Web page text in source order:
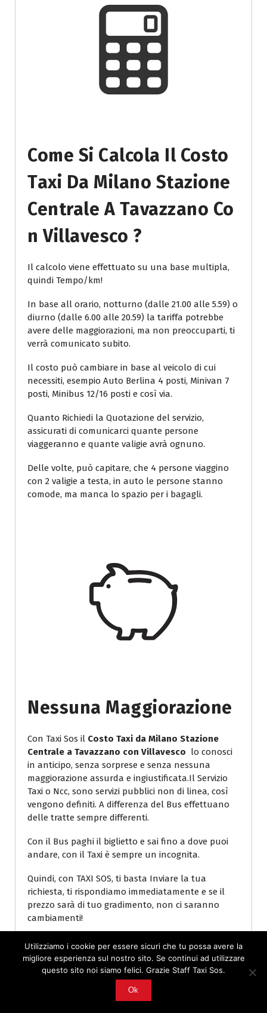
Come Si Calcola Il Costo
Taxi Da Milano Stazione
Centrale A Tavazzano Co
N Villavesco ?
Il calcolo viene effettuato su una base multipla,
quindi Tempo/km!
In base all orario, notturno (dalle 21.00 alle 5.59) o
diurno (dalle 6.00 alle 20.59) la tariffa potrebbe
avere delle maggiorazioni, ma non preoccuparti, ti
verrà comunicato subito.
Il costo può cambiare in base al veicolo di cui
necessiti, esempio Auto Berlina 4 posti, Minivan 7
posti, Minibus 12/16 posti e così via.
Quanto Richiedi la Quotazione del servizio,
assicurati di comunicarci quante persone
viaggeranno e quante valigie avrà ognuno.
Delle volte, può capitare, che 4 persone viaggino
con 2 valigie a testa, in auto le persone stanno
comode, ma manca lo spazio per i bagagli.
Nessuna Maggiorazione
Con Taxi Sos il Costo Taxi da Milano Stazione
Centrale a Tavazzano con Villavesco lo conosci
in anticipo, senza sorprese e senza nessuna
maggiorazione assurda e ingiustificata.Il Servizio
Taxi o Ncc, sono servizi pubblici non di linea, così
vengono definiti. A differenza del Bus effettuano
delle tratte sempre differenti.
Con il Bus paghi il biglietto e sai fino a dove puoi
andare, con il Taxi è sempre un incognita.
Quindi, con TAXI SOS, ti basta Inviare la tua
richiesta, ti rispondiamo immediatamente e se il
prezzo sarà di tuo gradimento, non ci saranno
cambiamenti!
Il nostro scopo è quello di permetterti di valutare
con tutta calma se la spesa che andrai ad
affrontare sarà quella che pensavi.
Conoscendo in anticipo la tariffa potrai Valutare,
Utilizziamo i cookie per essere sicuri che tu possa avere la
migliore esperienza sul nostro sito. Se continui ad utilizzare
questo sito noi siamo felici. Grazie Staff Taxi Sos.
Ok